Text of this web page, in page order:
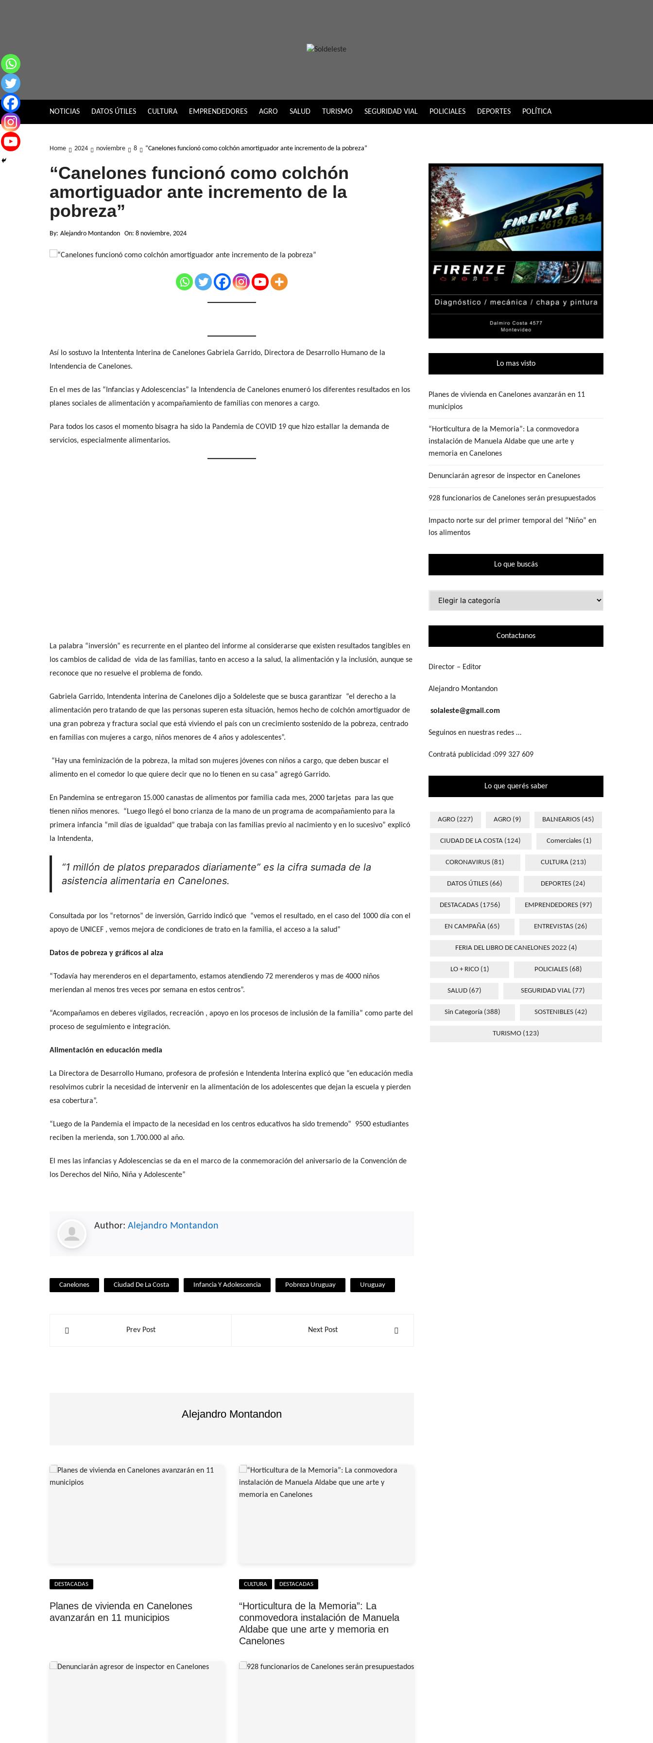
NOTICIAS DATOS ÚTILES CULTURA EMPRENDEDORES AGRO SALUD TURISMO SEGURIDAD VIAL POLICIALES DEPORTES POLÍTICA
Home 2024 noviembre 8 “Canelones funcionó como colchón amortiguador ante incremento de la pobreza”
“Canelones funcionó como colchón
amortiguador ante incremento de la
pobreza”
By: Alejandro Montandon On: 8 noviembre, 2024
Así lo sostuvo la Intententa Interina de Canelones Gabriela Garrido, Directora de Desarrollo Humano de la
Intendencia de Canelones.
En el mes de las “Infancias y Adolescencias” la Intendencia de Canelones enumeró los diferentes resultados en los
planes sociales de alimentación y acompañamiento de familias con menores a cargo.
Para todos los casos el momento bisagra ha sido la Pandemia de COVID 19 que hizo estallar la demanda de
servicios, especialmente alimentarios.
La palabra “inversión” es recurrente en el planteo del informe al considerarse que existen resultados tangibles en
los cambios de calidad de vida de las familias, tanto en acceso a la salud, la alimentación y la inclusión, aunque se
reconoce que no resuelve el problema de fondo.
Gabriela Garrido, Intendenta interina de Canelones dijo a Soldeleste que se busca garantizar “el derecho a la
alimentación pero tratando de que las personas superen esta situación, hemos hecho de colchón amortiguador de
una gran pobreza y fractura social que está viviendo el país con un crecimiento sostenido de la pobreza, centrado
en familias con mujeres a cargo, niños menores de 4 años y adolescentes”.
“Hay una feminización de la pobreza, la mitad son mujeres jóvenes con niños a cargo, que deben buscar el
alimento en el comedor lo que quiere decir que no lo tienen en su casa” agregó Garrido.
En Pandemina se entregaron 15.000 canastas de alimentos por familia cada mes, 2000 tarjetas para las que
tienen niños menores. “Luego llegó el bono crianza de la mano de un programa de acompañamiento para la
primera infancia “mil días de igualdad” que trabaja con las familias previo al nacimiento y en lo sucesivo” explicó
la Intendenta,
“1 millón de platos preparados diariamente” es la cifra sumada de la
asistencia alimentaria en Canelones.
Consultada por los “retornos” de inversión, Garrido indicó que “vemos el resultado, en el caso del 1000 día con el
apoyo de UNICEF , vemos mejora de condiciones de trato en la familia, el acceso a la salud”
Datos de pobreza y gráficos al alza
“Todavía hay merenderos en el departamento, estamos atendiendo 72 merenderos y mas de 4000 niños
meriendan al menos tres veces por semana en estos centros”.
“Acompañamos en deberes vigilados, recreación , apoyo en los procesos de inclusión de la familia” como parte del
proceso de seguimiento e integración.
Alimentación en educación media
La Directora de Desarrollo Humano, profesora de profesión e Intendenta Interina explicó que “en educación media
resolvimos cubrir la necesidad de intervenir en la alimentación de los adolescentes que dejan la escuela y pierden
esa cobertura”.
“Luego de la Pandemia el impacto de la necesidad en los centros educativos ha sido tremendo” 9500 estudiantes
reciben la merienda, son 1.700.000 al año.
El mes las infancias y Adolescencias se da en el marco de la conmemoración del aniversario de la Convención de
los Derechos del Niño, Niña y Adolescente”
Author: Alejandro Montandon
Canelones Ciudad De La Costa Infancia Y Adolescencia Pobreza Uruguay Uruguay
NavegaciónPrev Post Next Post
Alejandro Montandon
DESTACADAS
Planes de vivienda en Canelones
avanzarán en 11 municipios
CULTURA DESTACADAS
“Horticultura de la Memoria”: La
conmovedora instalación de Manuela
Aldabe que une arte y memoria en
Canelones
Lo mas visto
Planes de vivienda en Canelones avanzarán en 11
municipios
“Horticultura de la Memoria”: La conmovedora
instalación de Manuela Aldabe que une arte y
memoria en Canelones
Denunciarán agresor de inspector en Canelones
928 funcionarios de Canelones serán presupuestados
Impacto norte sur del primer temporal del “Niño” en
los alimentos
Lo que buscás
Contactanos
Director – Editor
Alejandro Montandon
solaleste@gmail.com
Seguinos en nuestras redes …
Contratá publicidad :099 327 609
Lo que querés saber
AGRO (227) AGRO (9) BALNEARIOS(45)
CIUDAD DE LA COSTA (124) Comerciales(1)
CORONAVIRUS (81) CULTURA(213)
DATOS ÚTILES(66) DEPORTES(24)
DESTACADAS (1756) EMPRENDEDORES (97)
EN CAMPAÑA (65) ENTREVISTAS (26)
FERIA DEL LIBRO DE CANELONES 2022 (4)
LO + RICO(1) POLICIALES(68)
SALUD(67) SEGURIDAD VIAL(77)
Sin Categoría (388) SOSTENIBLES (42)
TURISMO (123)